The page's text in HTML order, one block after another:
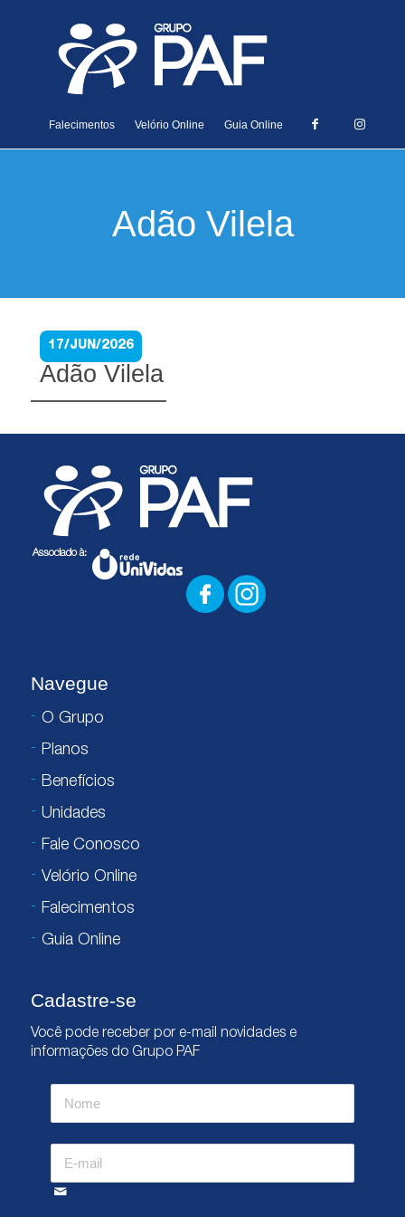
Falecimentos Velório Online Guia Online
Adão Vilela
17/JUN/2026
Adão Vilela
Navegue
O Grupo
Planos
Benefícios
Unidades
Fale Conosco
Velório Online
Falecimentos
Guia Online
Cadastre-se
Você pode receber por e-mail novidades e
informações do Grupo PAF